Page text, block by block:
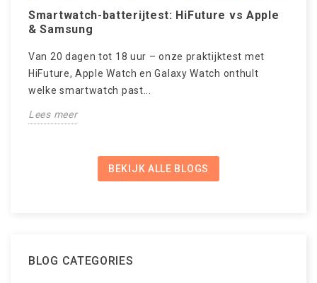
Smartwatch-batterijtest: HiFuture vs Apple
& Samsung
Van 20 dagen tot 18 uur – onze praktijktest met
HiFuture, Apple Watch en Galaxy Watch onthult
welke smartwatch past...
Lees meer
BEKIJK ALLE BLOGS
BLOG CATEGORIES